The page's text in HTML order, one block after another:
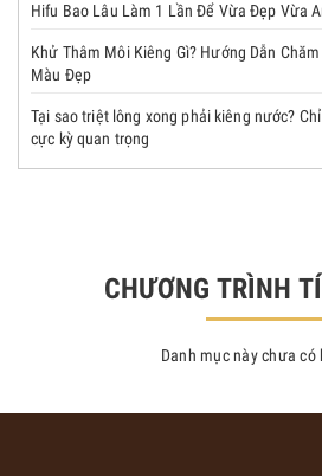
Hifu Bao Lâu Làm 1 Lần Để Vừa Đẹp Vừa
Khử Thâm Môi Kiêng Gì? Hướng Dẫn
Màu Đẹp
Tại sao triệt lông xong phải kiêng nước?
cực kỳ quan trọng
CHƯƠNG TRÌNH
Danh mục này chưa có